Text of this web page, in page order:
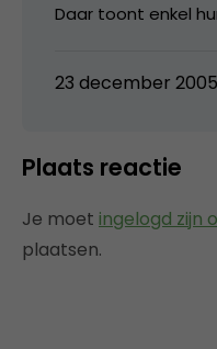
Daar toont enkel
23 december
Plaats reactie
Je moet ingelogd zijn
plaatsen.